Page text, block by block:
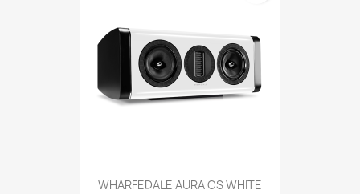
WHARFEDALE AURA CS WHITE